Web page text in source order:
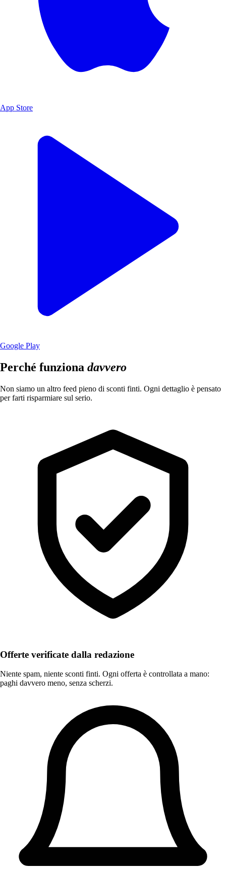
App Store
Google Play
Perché funziona davvero
Non siamo un altro feed pieno di sconti finti. Ogni dettaglio è pensato
per farti risparmiare sul serio.
Offerte verificate dalla redazione
Niente spam, niente sconti finti. Ogni offerta è controllata a mano:
paghi davvero meno, senza scherzi.